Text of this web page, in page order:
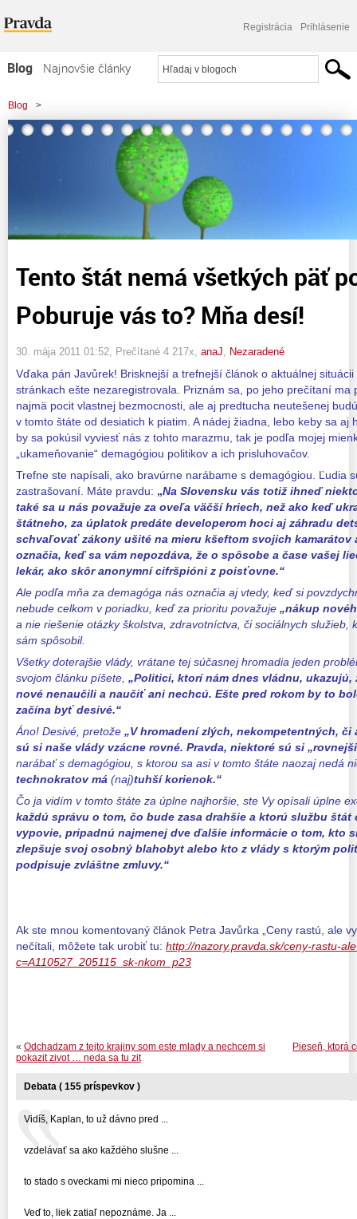
Registrácia Prihlásenie
Blog
Najnovšie články
Najčítanejšie články
Najkomentovanejšie články
Blog >
> Tento štát nemá všetkých päť pohromade! Poburuje vás to? Mňa desí!
Tento štát nemá všetkých päť
Poburuje vás to? Mňa desí!
30. mája 2011 01:52 , Prečítané 4 217x, anaJ Nezaradené
Vďaka pán Javůrek! Brisknejší a trefnejší článok o aktuálnej
stránkach ešte nezaregistrovala. Priznám sa, po jeho prečítaní ma
najmä pocit vlastnej bezmocnosti, ale aj predtucha neutešenej
v tomto štáte od desiatich k piatim. A nádej žiadna, lebo keby sa aj
by sa pokúsil vyviesť nás z tohto marazmu, tak je podľa mojej
„ukameňovanie“ demagógiou politikov a ich prisluhovačov.
Trefne ste napísali, ako bravúrne narábame s demagógiou. Ľudia
zastrašovaní. Máte pravdu: „Na Slovensku vás totiž ihneď
také sa u nás považuje za oveľa väčší hriech, než ako keď
štátneho, za úplatok predáte developerom hoci aj záhradu
schvaľovať zákony ušité na mieru kšeftom svojich kamarátov
označia, keď sa vám nepozdáva, že o spôsobe a čase vašej
lekár, ako skôr anonymní cifršpióni z poisťovne.“
Ale podľa mňa za demagóga nás označia aj vtedy, keď si
nebude celkom v poriadku, keď za prioritu považuje „nákup
a nie riešenie otázky školstva, zdravotníctva, či sociálnych služieb,
sám spôsobil.
Všetky doterajšie vlády, vrátane tej súčasnej hromadia jeden
svojom článku píšete, „Politici, ktorí nám dnes vládnu, ukazujú,
nové nenaučili a naučiť ani nechcú. Ešte pred rokom by to
začína byť desivé.“
Áno! Desivé, pretože „V hromadení zlých, nekompetentných,
sú si naše vlády vzácne rovné. Pravda, niektoré sú si
narábať s demagógiou, s ktorou sa asi v tomto štáte naozaj nedá
technokratov má (naj)tuhší korienok.“
Čo ja vidím v tomto štáte za úplne najhoršie, ste Vy opísali úplne
každú správu o tom, čo bude zasa drahšie a ktorú službu štát
vypovie, pripadnú najmenej dve ďalšie informácie o tom, kto
zlepšuje svoj osobný blahobyt alebo kto z vlády s ktorým
podpisuje zvláštne zmluvy.“
Ak ste mnou komentovaný článok Petra Javůrka „Ceny rastú, ale
nečítali, môžete tak urobiť tu: http://nazory.pravda.sk/ceny-rastu-
c=A110527_205115_sk-nkom_p23
Pieseň, ktorá
« Odchadzam z tejto krajiny som este mlady a nechcem si
pokazit zivot … neda sa tu zit
Debata ( 155 príspevkov )
Vidíš, Kaplan, to už dávno pred ...
vzdelávať sa ako každého slušne ...
to stado s oveckami mi nieco pripomina ...
Veď to, liek zatiaľ nepoznáme. Ja ...